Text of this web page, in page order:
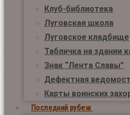
Клуб-библиотека
Луговская школа
Луговское кладбище
Табличка на здании
Знак “Лента Славы”
Дефектная
Карты воинских
Последний рубеж